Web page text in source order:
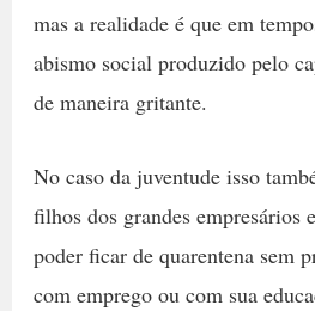
mas a realidade é que em
abismo social produzido pelo
de maneira gritante.
No caso da juventude isso
filhos dos grandes empresários
poder ficar de quarentena sem
com emprego ou com sua